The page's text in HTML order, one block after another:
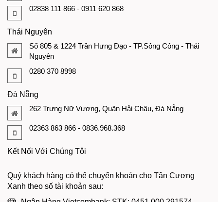
02838 111 866 - 0911 620 868
Thái Nguyên
Số 805 & 1224 Trần Hưng Đạo - TP.Sông Công - Thái
Nguyên
0280 370 8998
Đà Nẵng
262 Trưng Nữ Vương, Quận Hải Châu, Đà Nẵng
02363 863 866 - 0836.968.368
Kết Nối Với Chúng Tôi
Quý khách hàng có thể chuyển khoản cho Tân Cương
Xanh theo số tài khoản sau: